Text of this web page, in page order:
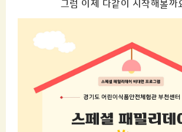
그럼 이제 다같이 시작해볼